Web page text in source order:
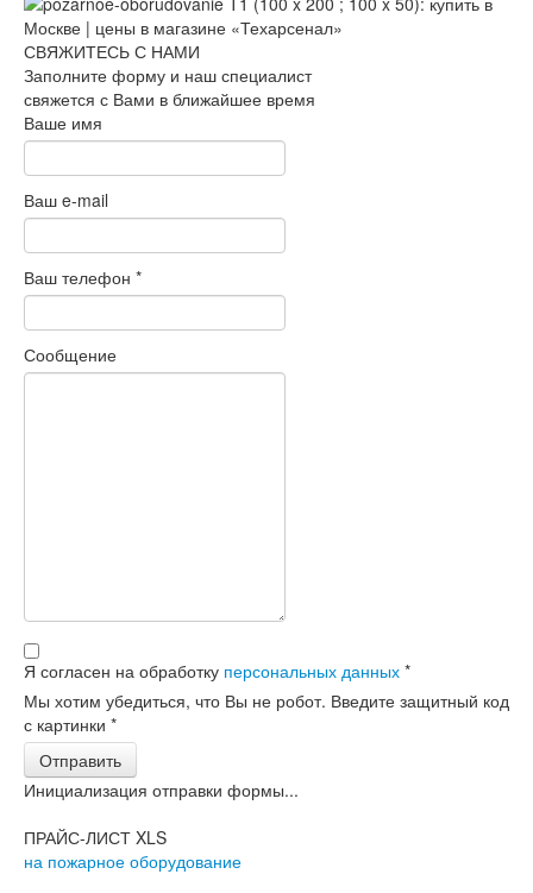
СВЯЖИТЕСЬ С НАМИ
Заполните форму и наш специалист
свяжется с Вами в ближайшее время
Ваше имя
Ваш e-mail
Ваш телефон *
Сообщение
Я согласен на обработку персональных данных *
Мы хотим убедиться, что Вы не робот. Введите защитный код
с картинки *
Отправить
Инициализация отправки формы...
ПРАЙС-ЛИСТ XLS
на пожарное оборудование